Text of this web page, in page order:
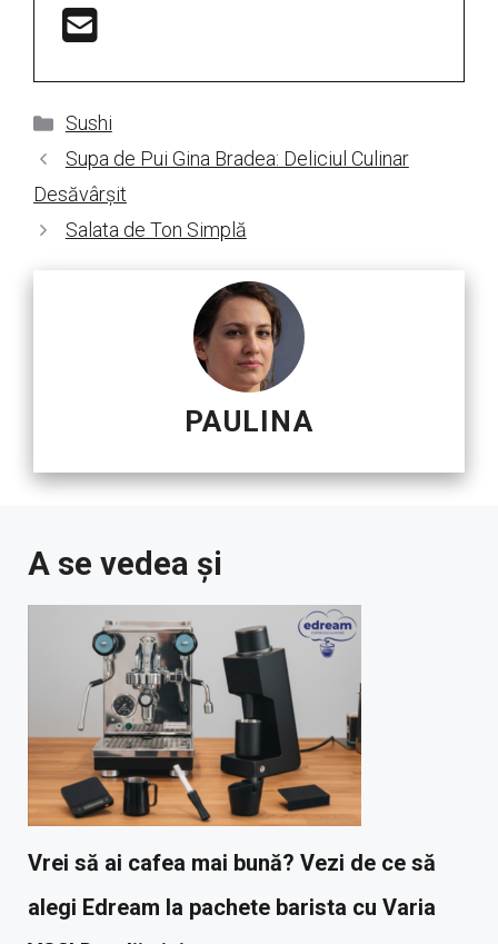
Categorii
Sushi
Supa de Pui Gina Bradea: Deliciul Culinar
Desăvârșit
Salata de Ton Simplă
PAULINA
A se vedea și
Vrei să ai cafea mai bună? Vezi de ce să
alegi Edream la pachete barista cu Varia